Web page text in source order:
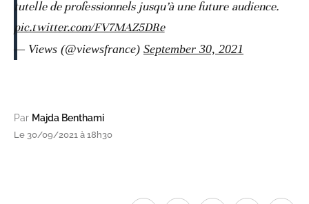
tutelle de professionnels jusqu’à une future audience.
pic.twitter.com/FV7MAZ5DRe
— Views (@viewsfrance) September 30, 2021
Par Majda Benthami
Le 30/09/2021 à 18h30